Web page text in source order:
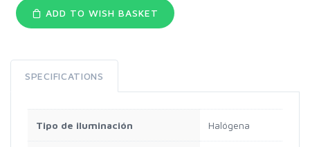
ADD TO WISH BASKET
SPECIFICATIONS
Tipo de iluminación Halógena